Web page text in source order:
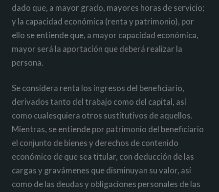
dado que, a mayor grado, mayores horas de servicio;
y la capacidad económica (renta y patrimonio), por
ello se entiende que, a mayor capacidad económica,
mayor será la aportación que deberá realizar la
persona.
Se considera renta los ingresos del beneficiario,
derivados tanto del trabajo como del capital, así
como cualesquiera otros sustitutivos de aquellos.
Mientras, se entiende por patrimonio del beneficiario
el conjunto de bienes y derechos de contenido
económico de que sea titular, con deducción de las
cargas y gravámenes que disminuyan su valor, así
como de las deudas y obligaciones personales de las